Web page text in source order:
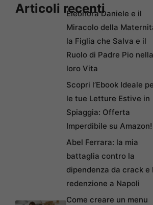
Articoli recentiEleonora Daniele e il
Miracolo della
la Figlia che Salva e il
Ruolo di Padre Pio nella
loro Vita
Scopri l’Ebook Ideale
le tue Letture Estive in
Spiaggia: Offerta
Imperdibile su Amazon!
Abel Ferrara: la mia
battaglia contro la
dipendenza da crack e
redenzione a Napoli
Come creare un menu